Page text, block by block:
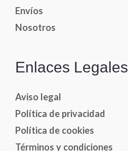
Envíos
Nosotros
Enlaces Legales
Aviso legal
Política de privacidad
Política de cookies
Términos y condiciones